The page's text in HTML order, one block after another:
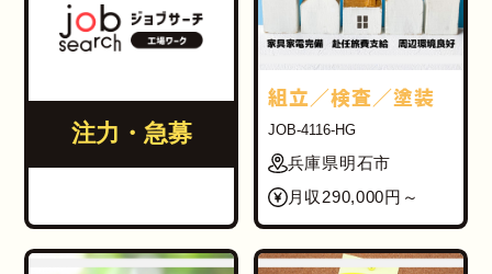
注力・急募
組立／検査／塗装
JOB-4116-HG
兵庫県明石市
月収290,000円～